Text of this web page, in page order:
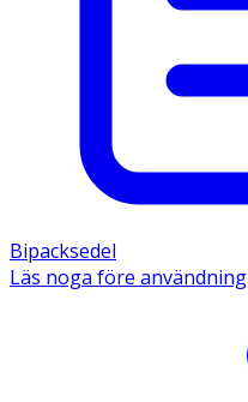
Bipacksedel
Läs noga före användning